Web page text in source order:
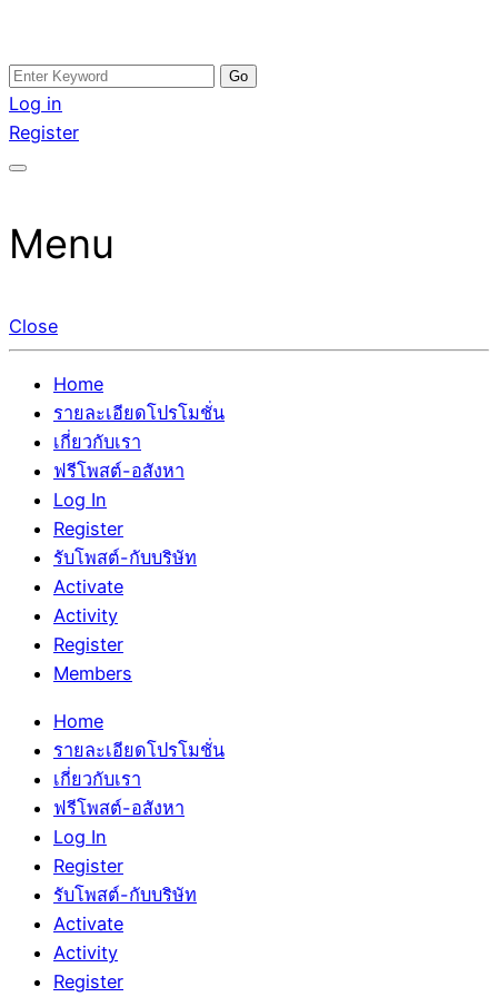
Skip
to
content
อสังหาโพสต์ รีวิวเยอะ รับจ้างโพสต์ขายบ้าน รับจ้างโพสต์อสัง
หา แตกต่างอย่างตั้งใจ รับรองผล อันดับ1 การโพสต์ขายอสังหา
กับทีมงานบริษัท บ้าน ที่ดิน คอนโด ติดGoogleหน้าแรกได้จริงๆ
รับจ้างโพสอสังหา ขายบ้าน อสังหาโพสต์ เชื่อถือได้จริง รับ
โพสต์ ที่ดิน กับทีมงานบริษัท ถูกและดีที่สุด ไม่มีค่านายหน้า
ขายได้จริงๆ ช่วยสร้างโอกาสในการขายได้มากกว่า ที่เดียว ที่
Search
for:
Log in
Register
Menu
Close
Home
รายละเอียดโปรโมชั่น
เกี่ยวกับเรา
ฟรีโพสต์-อสังหา
Log In
Register
รับโพสต์-กับบริษัท
Activate
Activity
Register
Members
Home
รายละเอียดโปรโมชั่น
เกี่ยวกับเรา
ฟรีโพสต์-อสังหา
Log In
Register
รับโพสต์-กับบริษัท
Activate
Activity
Register